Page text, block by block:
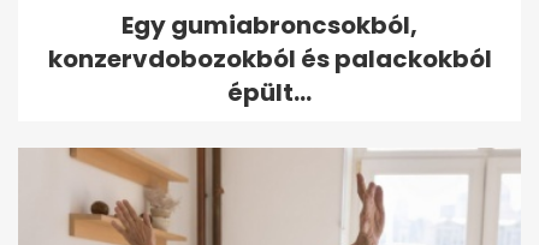
Egy gumiabroncsokból,
konzervdobozokból és palackokból
épült...